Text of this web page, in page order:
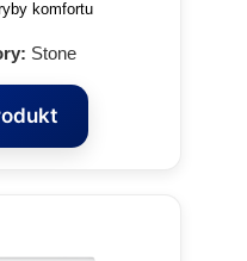
komfortu
Stone